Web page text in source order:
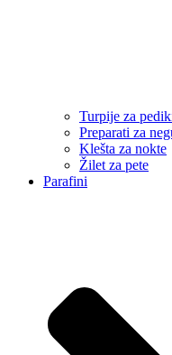
Turpije za
Preparati za
Klešta za nokte
Žilet za pete
Parafini